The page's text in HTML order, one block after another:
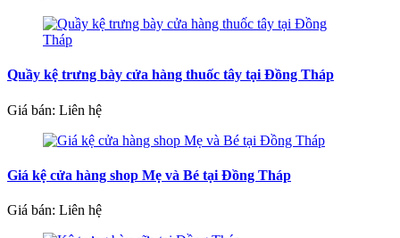
Quầy kệ trưng bày cửa hàng thuốc tây tại Đồng Tháp
Giá bán: Liên hệ
Giá kệ cửa hàng shop Mẹ và Bé tại Đồng Tháp
Giá bán: Liên hệ